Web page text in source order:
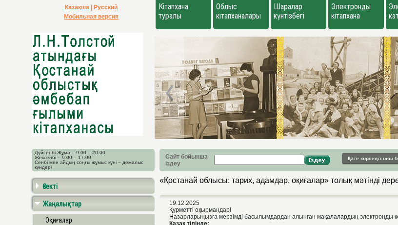
Қазақша
Русский
Мобильная версия
Кітапхана
туралы
Облыс
кітапханалары
Шаралар
күнтізбегі
Электронды
кітапхана
Дүйсенбі-Жұма – 9.00 – 20.00
Жексенбі – 9.00 – 17.00
Сенбі мен айдың соңғы жұмыс күні – демалыс
күндері
Сайт бойынша
іздеу
Қате көрсеңіз оны
Өзекті
Жаңалықтар
Оқиғалар
«Қостанай облысы: тарих, адамдар, оқиғалар» толық мәтінді
19.12.2025
Құрметті оқырмандар!
Назарларыңызға мерзімді басылымдардан алынған мақалалардың электронды
Қазақ тілінде: